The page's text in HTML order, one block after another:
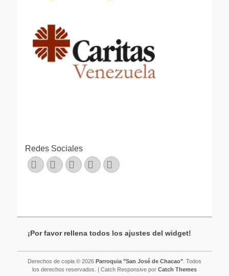
Redes Sociales
Facebook
TwitterCorreo
electrónico
InstagramTeléfono
¡Por favor rellena todos los ajustes del widget!
Derechos de copia © 2026 Parroquia "San José de Chacao" . Todos
los derechos reservados. | Catch Responsive por Catch Themes